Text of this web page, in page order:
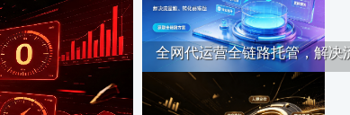
全网代运营全链路托管，解决